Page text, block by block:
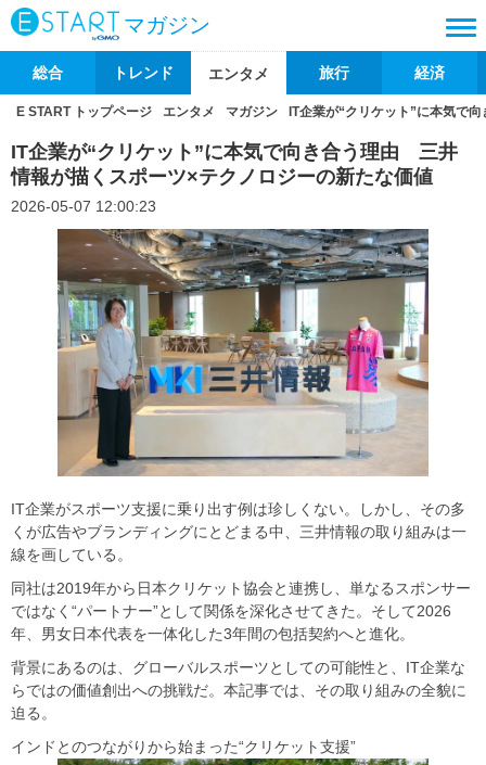
マガジン
総合 トレンド エンタメ 旅行 経済
E START トップページ エンタメ マガジン IT企業が“クリケット”に本気で
IT企業が“クリケット”に本気で向き合う理由 三井
情報が描くスポーツ×テクノロジーの新たな価値
2026-05-07 12:00:23
IT企業がスポーツ支援に乗り出す例は珍しくない。しかし、その多
くが広告やブランディングにとどまる中、三井情報の取り組みは一
線を画している。
同社は2019年から日本クリケット協会と連携し、単なるスポンサー
ではなく“パートナー”として関係を深化させてきた。そして2026
年、男女日本代表を一体化した3年間の包括契約へと進化。
背景にあるのは、グローバルスポーツとしての可能性と、IT企業な
らではの価値創出への挑戦だ。本記事では、その取り組みの全貌に
迫る。
インドとのつながりから始まった“クリケット支援”